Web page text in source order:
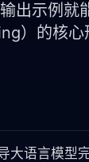
出示例就
）的核心
大语言模型